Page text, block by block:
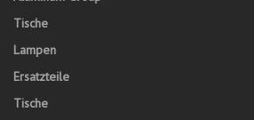
Tische
Lampen
Ersatzteile
Tische